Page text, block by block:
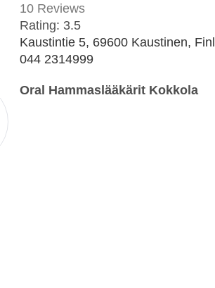
10 Reviews
Rating: 3.5
Kaustintie 5, 69600 Kaustinen,
044 2314999
Oral Hammaslääkärit Kokkola